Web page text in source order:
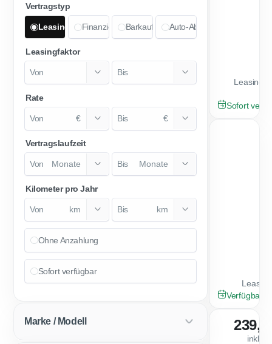
Vertragstyp
Leasing FinanzierungBarkauf Auto-Abo
Leasingfaktor
Rate
€ €
Vertragslaufzeit
Monate Monate
Kilometer pro Jahr
km km
Ohne Anzahlung
Sofort verfügbar
Marke / Modell
NEU
Sofort
NEU
Verfügbar
inkl.